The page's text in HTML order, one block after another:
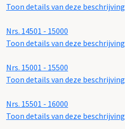
Toon details van deze beschrijving
Nrs. 14501 - 15000
Toon details van deze beschrijving
Nrs. 15001 - 15500
Toon details van deze beschrijving
Nrs. 15501 - 16000
Toon details van deze beschrijving